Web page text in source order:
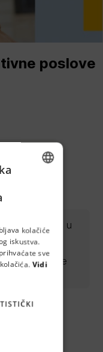
Student u
želiš biti dio
za tebe,
korake
poslove
GERMAN
SERBIAN
kolačiće
iskustva.
sve
Vidi